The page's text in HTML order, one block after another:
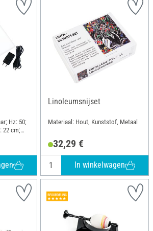
Hz: 50;
22 cm;
Linoleumsnijset
Materiaal: Hout, Kunststof, Metaal
32,29 €
In winkelwagen